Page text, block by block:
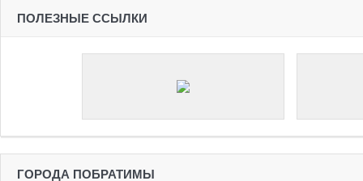
ПОЛЕЗНЫЕ ССЫЛКИ
ГОРОДА ПОБРАТИМЫ